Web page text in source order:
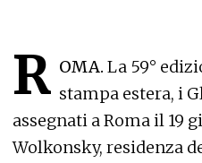
R OMA. La 59°
stampa estera, i
assegnati a Roma il 19
Wolkonsky, residenza